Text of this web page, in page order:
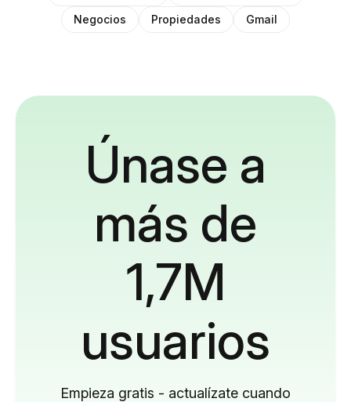
Negocios
Propiedades Gmail
Únase a
más de
1,7M
usuarios
Empieza gratis - actualízate cuando